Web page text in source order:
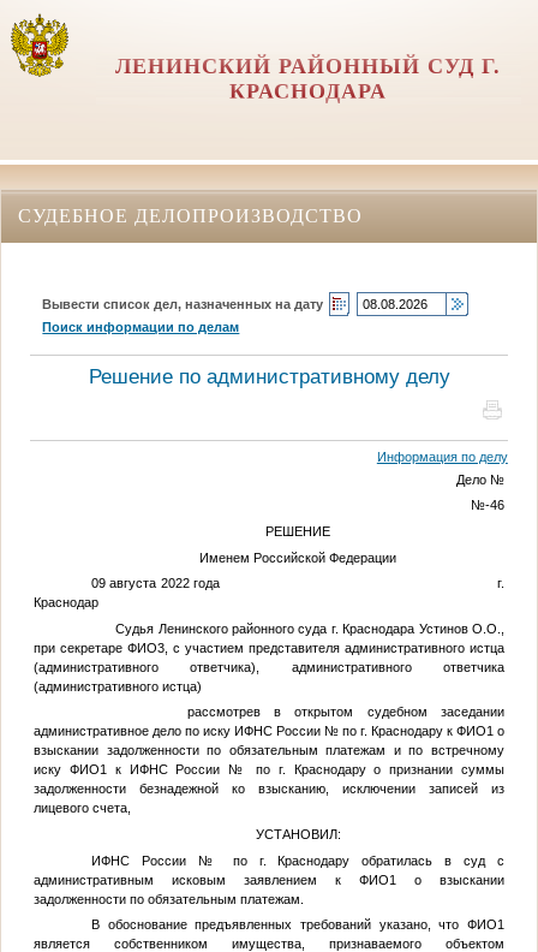
ЛЕНИНСКИЙ РАЙОННЫЙ СУД Г.
КРАСНОДАРА
СУДЕБНОЕ ДЕЛОПРОИЗВОДСТВО
Вывести список дел, назначенных на дату
Поиск информации по делам
Решение по административному делу
Информация по делу
Дело №
№-46
РЕШЕНИЕ
Именем Российской Федерации
09 августа 2022 года г.
Краснодар
Судья Ленинского районного суда г. Краснодара Устинов О.О.,
при секретаре ФИО3 , с участием представителя административного истца
(административного ответчика), административного ответчика
(административного истца)
рассмотрев в открытом судебном заседании
административное дело по иску ИФНС России № по г. Краснодару кФИО1 о
взыскании задолженности по обязательным платежам и по встречному
иску ФИО1 к ИФНС России №
по г. Краснодару о признании суммы
задолженности безнадежной ко взысканию, исключении записей из
лицевого счета,
УСТАНОВИЛ:
ИФНС России
№
по г. Краснодару обратилась в суд с
административным исковым заявлением кФИО1
о взыскании
задолженности по обязательным платежам.
В обоснование предъявленных требований указано, чтоФИО1
является собственником имущества, признаваемого объектом